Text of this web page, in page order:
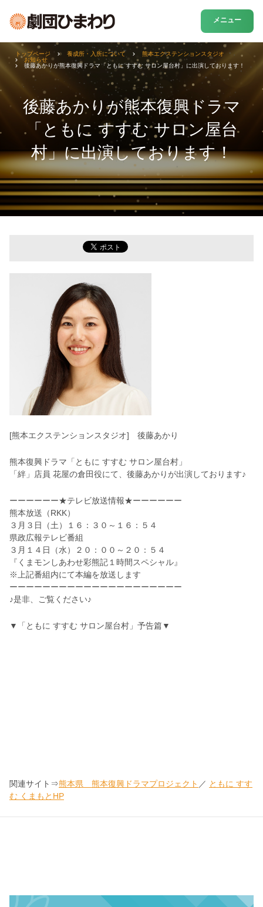
メニュー
後藤あかりが熊本復興ドラマ
「ともに すすむ サロン屋台
村」に出演しております！
トップページ 養成所・入所について
熊本エクステンションスタジオ
お知らせ
後藤あかりが熊本復興ドラマ「ともに すすむ サロン屋台村」に出演しております！
[熊本エクステンションスタジオ] 後藤あかり
熊本復興ドラマ「ともに すすむ サロン屋台村」
「絆」店員 花屋の倉田役にて、後藤あかりが出演しております♪
ーーーーーー★テレビ放送情報★ーーーーーー
熊本放送（RKK）
３月３日（土）１６：３０～１６：５４
県政広報テレビ番組
３月１４日（水）２０：００～２０：５４
『くまモンしあわせ彩熊記１時間スペシャル』
※上記番組内にて本編を放送します
ーーーーーーーーーーーーーーーーーーーーー
♪是非、ご覧ください♪
▼「ともに すすむ サロン屋台村」予告篇▼
関連サイト⇒熊本県 熊本復興ドラマプロジェクト ／ ともに すす
む くまもとHP